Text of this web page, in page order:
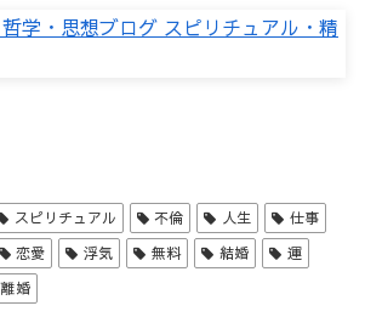
スピリチュアル 不倫 人生
仕事
恋愛 浮気 無料 結婚
運
離婚